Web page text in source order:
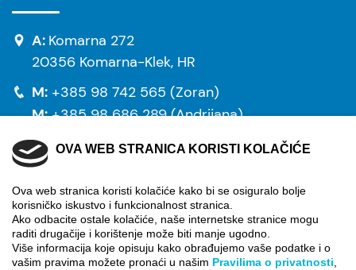
OVA WEB STRANICA KORISTI KOLAČIĆE
Ova web stranica koristi kolačiće kako bi se osiguralo bolje
korisničko iskustvo i funkcionalnost stranica.
Ako odbacite ostale kolačiće, naše internetske stranice mogu
raditi drugačije i korištenje može biti manje ugodno.
Više informacija koje opisuju kako obrađujemo vaše podatke i o
vašim pravima možete pronaći u našim Pravilima o privatnosti
A: Komarna 272
20356 Komarna-Klek, HR
M: +385 98 742 565 (Zoran)
M:+385 98 686 289 (Andrijana)
M:
E: